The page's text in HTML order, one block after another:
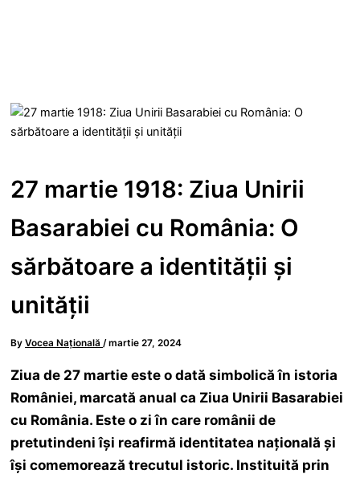
27 martie 1918: Ziua Unirii
Basarabiei cu România: O
sărbătoare a identităţii şi
unităţii
By Vocea Națională /martie 27, 2024
Ziua de 27 martieeste o dată simbolică în istoria
României, marcată anual ca Ziua Unirii Basarabiei
cu România. Este o zi în care românii de
pretutindeni își reafirmă identitatea națională și
își comemorează trecutul istoric. Instituită prin